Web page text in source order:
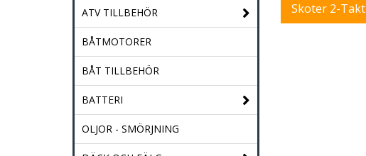
ATV TILLBEHÖR
BÅTMOTORER
BÅT TILLBEHÖR
BATTERI
OLJOR - SMÖRJNING
Skoter 2-Takt